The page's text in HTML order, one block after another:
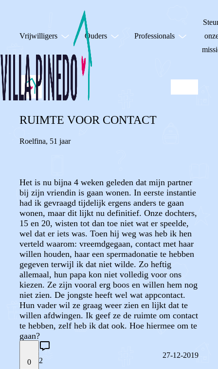
Vrijwilligers Ouders Professionals
RUIMTE VOOR CONTACT
Roelfina, 51 jaar
Het is nu bijna 4 weken geleden dat mijn partner
bij zijn vriendin is gaan wonen. In eerste instantie
had ik gevraagd tijdelijk ergens anders te gaan
wonen, maar dit lijkt nu definitief. Onze dochters,
15 en 20, wisten tot dan toe niet wat er speelde,
wel dat er iets was. Toen hij weg was heb ik hen
verteld waarom: vreemdgegaan, contact met haar
willen houden, haar een spermadonatie te hebben
gegeven terwijl ik dat niet wilde. Zo heftig
allemaal, hun papa kon niet volledig voor ons
kiezen. Ze zijn vooral erg boos en willen hem nog
niet zien. De jongste heeft wel wat appcontact.
Hun vader wil ze graag weer zien en lijkt dat te
willen afdwingen. Ik geef ze de ruimte om contact
te hebben, zelf heb ik dat ook. Hoe hiermee om te
gaan?
0 2
27-12-2019